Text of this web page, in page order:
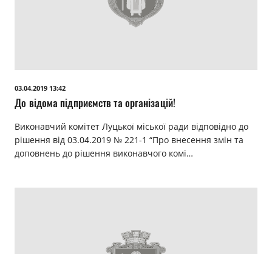
03.04.2019 13:42
До відома підприємств та організацій!
Виконавчий комітет Луцької міської ради відповідно до
рішення від 03.04.2019 № 221-1 “Про внесення змін та
доповнень до рішення виконавчого комі…